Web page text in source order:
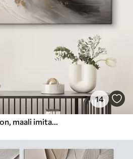
14
Abstraktne kompositsioon, maali imitatsioon